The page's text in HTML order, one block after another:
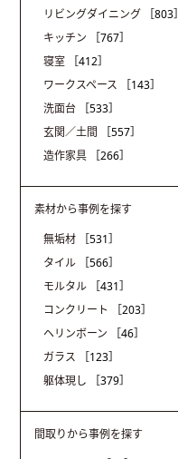
リビングダイニング
［803］
キッチン
［767］
寝室
［412］
ワークスペース
［143］
洗面台
［533］
玄関／土間
［557］
造作家具
［266］
素材から事例を探す
無垢材
［531］
タイル
［566］
モルタル
［431］
コンクリート
［203］
ヘリンボーン
［46］
ガラス
［123］
躯体現し
［379］
間取りから事例を探す